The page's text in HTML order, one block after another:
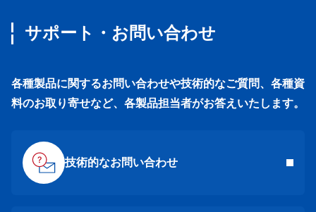
サポート・お問い合わせ
各種製品に関するお問い合わせや技術的なご質問、各種資
料のお取り寄せなど、各製品担当者がお答えいたします。
技術的なお問い合わせ